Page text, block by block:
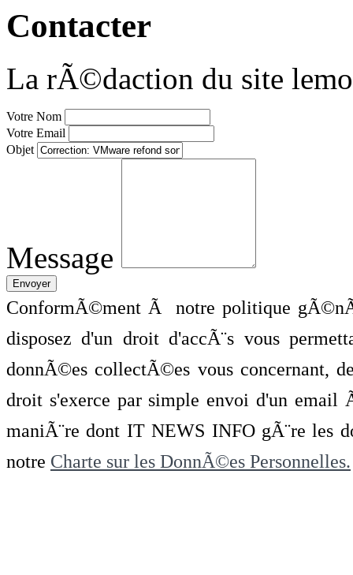
Contacter
La rÃ©daction du site
Votre Nom
Votre Email
Objet
Message
ConformÃ©ment Ã notre politique
disposez d'un droit d'accÃ¨s vous
donnÃ©es collectÃ©es vous concernant,
droit s'exerce par simple envoi d'un
maniÃ¨re dont IT NEWS INFO gÃ¨re les
notre Charte sur les DonnÃ©es Personnelles.